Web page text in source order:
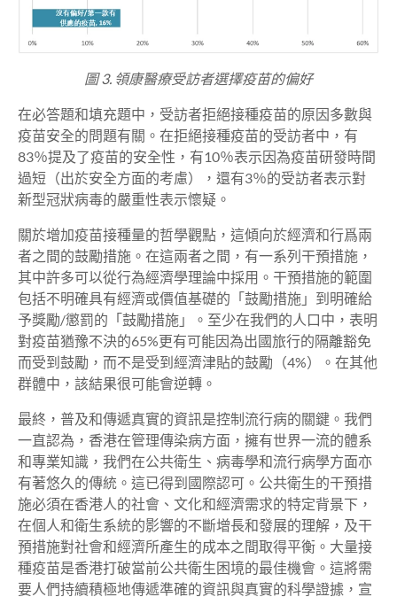
圖 3. 領康醫療受訪者選擇疫苗的偏好
在必答題和填充題中，受訪者拒絕接種疫苗的原因多數與
疫苗安全的問題有關。在拒絕接種疫苗的受訪者中，有
83％提及了疫苗的安全性，有10％表示因為疫苗研發時間
過短（出於安全方面的考慮），還有3％的受訪者表示對
新型冠狀病毒的嚴重性表示懷疑。
關於增加疫苗接種量的哲學觀點，這傾向於經濟和行爲兩
者之間的鼓勵措施。在這兩者之間，有一系列干預措施，
其中許多可以從行為經濟學理論中採用。干預措施的範圍
包括不明確具有經濟或價值基礎的 「鼓勵措施」 到明確給
予獎勵/懲罰的 「鼓勵措施」
。至少在我們的人口中，表明
對疫苗猶豫不決的65%更有可能因為出國旅行的隔離豁免
而受到鼓勵，而不是受到經濟津貼的鼓勵（4%）。在其他
群體中，該結果很可能會逆轉。
最終，普及和傳遞真實的資訊是控制流行病的關鍵。我們
一直認為，香港在管理傳染病方面，擁有世界一流的體系
和專業知識，我們在公共衛生、病毒學和流行病學方面亦
有著悠久的傳統。這已得到國際認可。公共衛生的干預措
施必須在香港人的社會、文化和經濟需求的特定背景下，
在個人和衛生系統的影響的不斷增長和發展的理解，及干
預措施對社會和經濟所產生的成本之間取得平衡。大量接
種疫苗是香港打破當前公共衛生困境的最佳機會。這將需
要人們持續積極地傳遞準確的資訊與真實的科學證據，宣